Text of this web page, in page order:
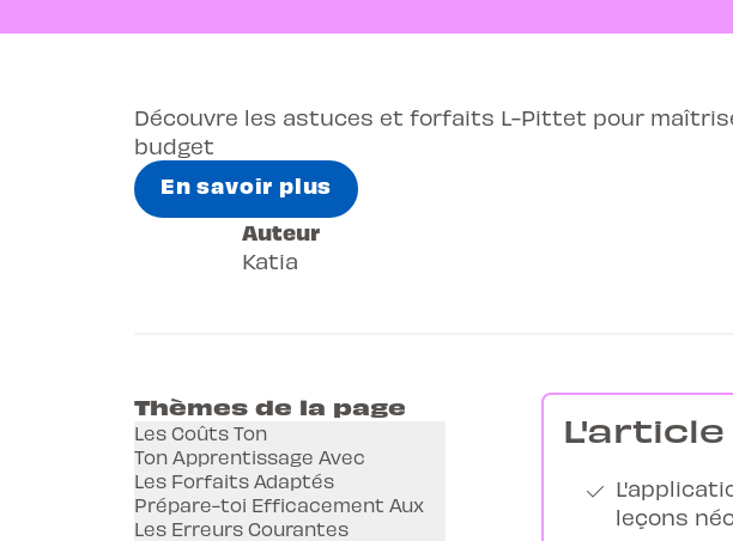
Découvre les astuces et forfaits L-Pittet pour
budget
En savoir plus
Auteur
Katia
Thèmes de la page
Les Coûts Ton
Ton Apprentissage Avec
Les Forfaits Adaptés
Prépare-toi Efficacement Aux
Les Erreurs Courantes
leçons